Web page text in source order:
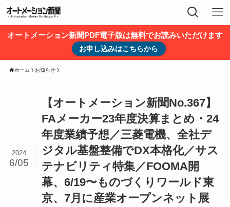
オートメーション新聞PDF電子版は無料でお読みいただけます
お申し込みはこちらから
ホーム お知らせ
【オートメーション新聞No.367】
FAメーカー23年度決算まとめ・24
年度業績予想／三菱電機、全社デ
ジタル基盤整備でDX本格化／サス
テナビリティ特集／FOOMA開
幕、6/19〜ものづくりワールド東
京、7月に産業オープンネット展
2024
6/05